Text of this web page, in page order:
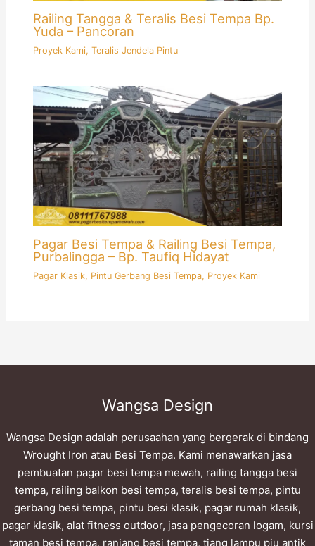
Railing Tangga & Teralis Besi Tempa Bp.
Yuda – Pancoran
Proyek Kami,Teralis Jendela Pintu
Pagar Besi Tempa & Railing Besi Tempa,
Purbalingga – Bp. Taufiq Hidayat
Pagar Klasik, Pintu Gerbang Besi Tempa, Proyek Kami
Wangsa Design
Wangsa Design adalah perusaahan yang bergerak di bindang
Wrought Iron atau Besi Tempa. Kami menawarkan jasa
pembuatan pagar besi tempa mewah, railing tangga besi
tempa, railing balkon besi tempa, teralis besi tempa, pintu
gerbang besi tempa, pintu besi klasik, pagar rumah klasik,
pagar klasik, alat fitness outdoor, jasa pengecoran logam, kursi
taman besi tempa, ranjang besi tempa, tiang lampu pju antik